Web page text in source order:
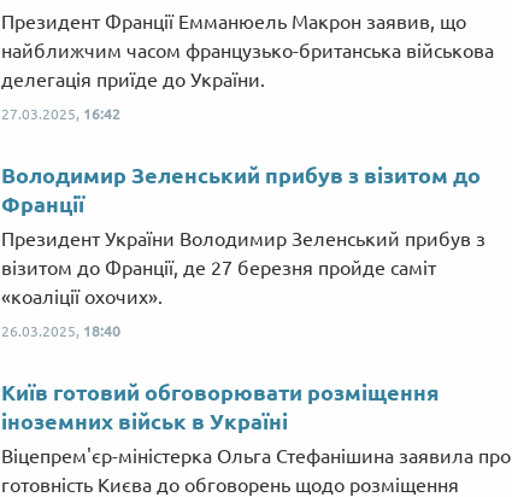
Президент Франції Емманюель Макрон заявив, що
найближчим часом французько-британська військова
делегація приїде до України.
27.03.2025, 16:42
Володимир Зеленський прибув з візитом до
Франції
Президент України Володимир Зеленський прибув з
візитом до Франції, де 27 березня пройде саміт
«коаліції охочих».
26.03.2025, 18:40
Київ готовий обговорювати розміщення
іноземних військ в Україні
Віцепрем'єр-міністерка Ольга Стефанішина заявила про
готовність Києва до обговорень щодо розміщення